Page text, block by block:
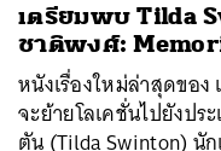
เตรียมพบ Tilda
ชาติพงศ์:
หนังเรื่องใหม่ล่าสุดของ
จะย้ายโลเคชั่นไปยังปร
ตัน (Tilda Swinton) นั